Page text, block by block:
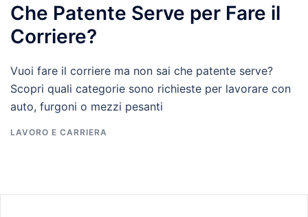
Che Patente Serve per Fare il
Corriere?
Vuoi fare il corriere ma non sai che patente serve?
Scopri quali categorie sono richieste per lavorare con
auto, furgoni o mezzi pesanti
LAVORO E CARRIERA